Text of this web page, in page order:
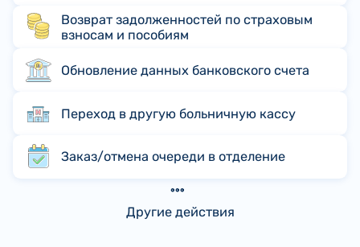
Возврат задолженностей по страховым
взносам и пособиям
Обновление данных банковского счета
Переход в другую больничную кассу
Заказ/отмена очереди в отделение
Другие действия